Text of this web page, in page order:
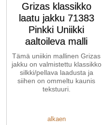
Grizas klassikko
laatu jakku 71383
Pinkki Uniikki
aaltoileva malli
Tämä uniikin mallinen Grizas
jakku on valmistettu klassikko
silkki/pellava laadusta ja
siihen on ommeltu kaunis
tekstuuri.
alkaen